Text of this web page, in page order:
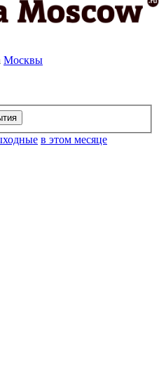
Москвы
в этом месяце